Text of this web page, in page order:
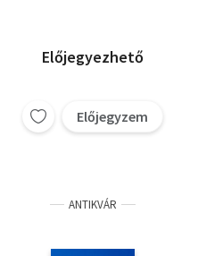
Előjegyezhető
Előjegyzem
ANTIKVÁR